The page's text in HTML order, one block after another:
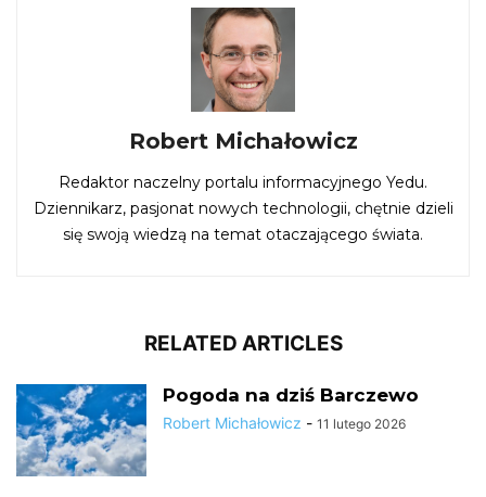
Robert Michałowicz
Redaktor naczelny portalu informacyjnego Yedu.
Dziennikarz, pasjonat nowych technologii, chętnie dzieli
się swoją wiedzą na temat otaczającego świata.
RELATED ARTICLES
Pogoda na dziś Barczewo
Robert Michałowicz - 11 lutego 2026